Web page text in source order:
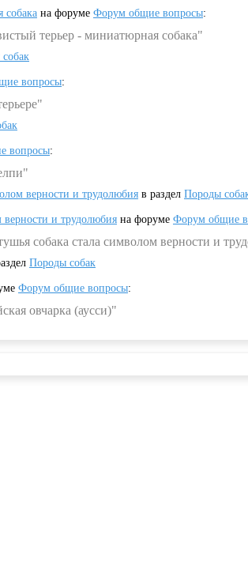
собака на форуме Форум общие вопросы:
терьер - миниатюрная собака"
вопросы:
вопросы:
верности и трудолюбия в раздел Породы
верности и трудолюбия на форуме Форум общие
собака стала символом верности и
Породы собак
Форум общие вопросы:
овчарка (аусси)"